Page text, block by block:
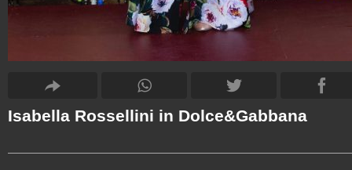
Isabella Rossellini in Dolce&Gabbana